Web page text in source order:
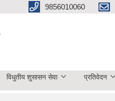
9856010060
विधुतीय शुसासन सेवा प्रतिवेदन